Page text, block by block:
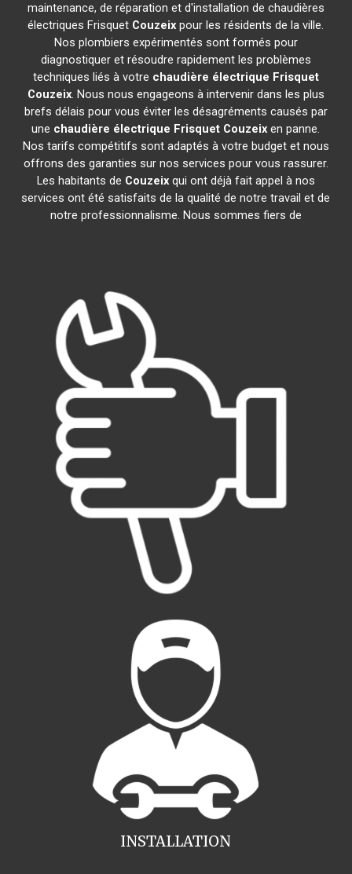
maintenance, de réparation et d'installation de chaudières
électriques Frisquet Couzeix pour les résidents de la ville.
Nos plombiers expérimentés sont formés pour
diagnostiquer et résoudre rapidement les problèmes
techniques liés à votre chaudière électrique Frisquet
Couzeix. Nous nous engageons à intervenir dans les plus
brefs délais pour vous éviter les désagréments causés par
une chaudière électrique Frisquet Couzeix en panne.
Nos tarifs compétitifs sont adaptés à votre budget et nous
offrons des garanties sur nos services pour vous rassurer.
Les habitants de Couzeixqui ont déjà fait appel à nos
services ont été satisfaits de la qualité de notre travail et de
notre professionnalisme. Nous sommes fiers de
INSTALLATION